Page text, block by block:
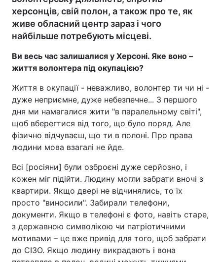
Головна Війна
Україна Політика
Економіка Світ
Спорт Наука
Техно і зв'язок Лайт
херсонців, свій полон, а також про те, як
живе обласний центр зараз і чого
найбільше потребують місцеві.
Ви весь час залишалися у Херсоні. Яке воно –
життя волонтера під окупацією?
Життя в окупації - неважливо, волонтер ти чи ні -
дуже неприємне, дуже небезпечне... З першого
дня ми намагалися жити "в паралельному світі",
щоб вберегтися від того, що було поряд. Але
фізично відчуваєш, що ти в полоні. Про права
людини мова взагалі не йде.
Всі [росіяни] були озброєні дуже серйозно, і
кожен міг підійти. Людину могли забрати вночі з
квартири. Якщо двері не відчинялись, то їх
просто "виносили". Забирали телефони,
документи. Якщо в телефоні є фото, навіть старе,
з державною символікою чи патріотичними
мотивами – це вже привід для того, щоб забрати
до СІЗО. Якщо людину викрадають і вона